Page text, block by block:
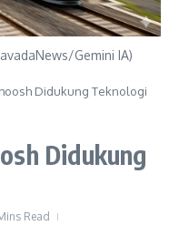
Gemini IA)
Didukung Teknologi
Didukung
Read